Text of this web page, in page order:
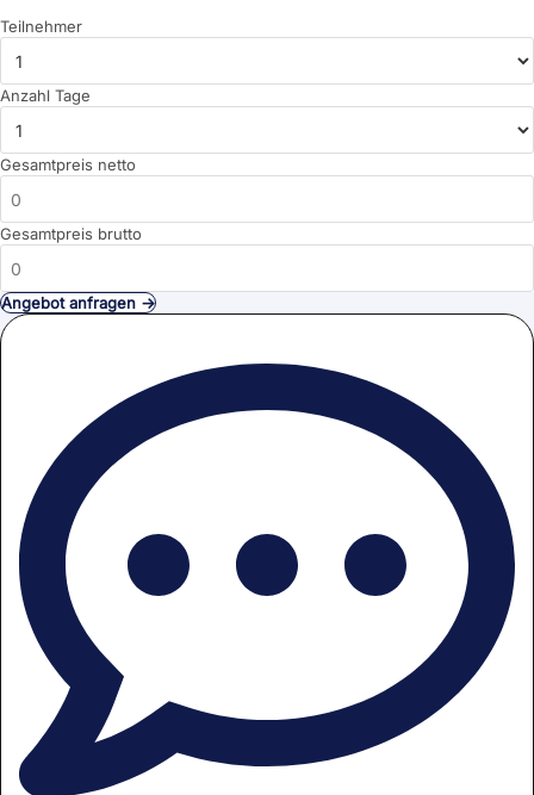
Teilnehmer
Anzahl Tage
Gesamtpreis netto
Gesamtpreis brutto
Angebot anfragen →